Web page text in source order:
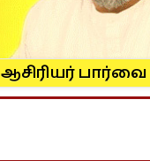
ஆசிரியர் பார்வை